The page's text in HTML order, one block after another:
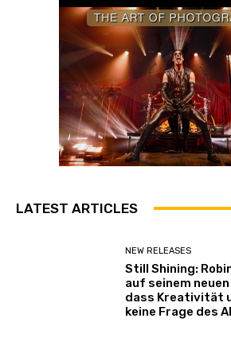
LATEST ARTICLES
NEW RELEASES
Still Shining:
auf seinem neuen
dass Kreativität
keine Frage des